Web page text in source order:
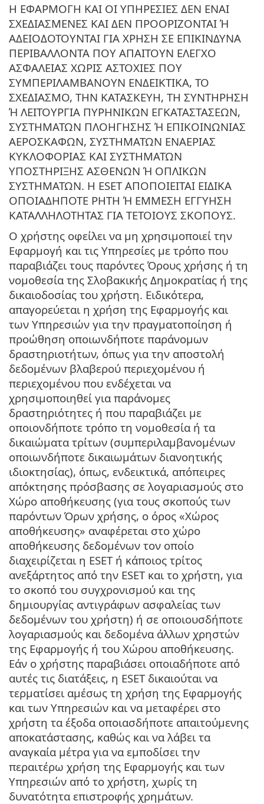
Η ΕΦΑΡΜΟΓΗ ΚΑΙ ΟΙ ΥΠΗΡΕΣΙΕΣ ΔΕΝ ΕΝΑΙ
ΣΧΕΔΙΑΣΜΕΝΕΣ ΚΑΙ ΔΕΝ ΠΡΟΟΡΙΖΟΝΤΑΙ Ή
ΑΔΕΙΟΔΟΤΟΥΝΤΑΙ ΓΙΑ ΧΡΗΣΗ ΣΕ ΕΠΙΚΙΝΔΥΝΑ
ΠΕΡΙΒΑΛΛΟΝΤΑ ΠΟΥ ΑΠΑΙΤΟΥΝ ΕΛΕΓΧΟ
ΑΣΦΑΛΕΙΑΣ ΧΩΡΙΣ ΑΣΤΟΧΙΕΣ ΠΟΥ
ΣΥΜΠΕΡΙΛΑΜΒΑΝΟΥΝ ΕΝΔΕΙΚΤΙΚΑ, ΤΟ
ΣΧΕΔΙΑΣΜΟ, ΤΗΝ ΚΑΤΑΣΚΕΥΗ, ΤΗ ΣΥΝΤΗΡΗΣΗ
Ή ΛΕΙΤΟΥΡΓΙΑ ΠΥΡΗΝΙΚΩΝ ΕΓΚΑΤΑΣΤΑΣΕΩΝ,
ΣΥΣΤΗΜΑΤΩΝ ΠΛΟΗΓΗΣΗΣ Ή ΕΠΙΚΟΙΝΩΝΙΑΣ
ΑΕΡΟΣΚΑΦΩΝ, ΣΥΣΤΗΜΑΤΩΝ ΕΝΑΕΡΙΑΣ
ΚΥΚΛΟΦΟΡΙΑΣ ΚΑΙ ΣΥΣΤΗΜΑΤΩΝ
ΥΠΟΣΤΗΡΙΞΗΣ ΑΣΘΕΝΩΝ Ή ΟΠΛΙΚΩΝ
ΣΥΣΤΗΜΑΤΩΝ. Η ESET ΑΠΟΠΟΙΕΙΤΑΙ ΕΙΔΙΚΑ
ΟΠΟΙΑΔΗΠΟΤΕ ΡΗΤΗ Ή ΕΜΜΕΣΗ ΕΓΓΥΗΣΗ
ΚΑΤΑΛΛΗΛΟΤΗΤΑΣ ΓΙΑ ΤΕΤΟΙΟΥΣ ΣΚΟΠΟΥΣ.
Ο χρήστης οφείλει να μη χρησιμοποιεί την
Εφαρμογή και τις Υπηρεσίες με τρόπο που
παραβιάζει τους παρόντες Όρους χρήσης ή τη
νομοθεσία της Σλοβακικής Δημοκρατίας ή της
δικαιοδοσίας του χρήστη. Ειδικότερα,
απαγορεύεται η χρήση της Εφαρμογής και
των Υπηρεσιών για την πραγματοποίηση ή
προώθηση οποιωνδήποτε παράνομων
δραστηριοτήτων, όπως για την αποστολή
δεδομένων βλαβερού περιεχομένου ή
περιεχομένου που ενδέχεται να
χρησιμοποιηθεί για παράνομες
δραστηριότητες ή που παραβιάζει με
οποιονδήποτε τρόπο τη νομοθεσία ή τα
δικαιώματα τρίτων (συμπεριλαμβανομένων
οποιωνδήποτε δικαιωμάτων διανοητικής
ιδιοκτησίας), όπως, ενδεικτικά, απόπειρες
απόκτησης πρόσβασης σε λογαριασμούς στο
Χώρο αποθήκευσης (για τους σκοπούς των
παρόντων Όρων χρήσης, ο όρος «Χώρος
αποθήκευσης» αναφέρεται στο χώρο
αποθήκευσης δεδομένων τον οποίο
διαχειρίζεται η ESET ή κάποιος τρίτος
ανεξάρτητος από την ESET και το χρήστη, για
το σκοπό του συγχρονισμού και της
δημιουργίας αντιγράφων ασφαλείας των
δεδομένων του χρήστη) ή σε οποιουσδήποτε
λογαριασμούς και δεδομένα άλλων χρηστών
της Εφαρμογής ή του Χώρου αποθήκευσης.
Εάν ο χρήστης παραβιάσει οποιαδήποτε από
αυτές τις διατάξεις, η ESET δικαιούται να
τερματίσει αμέσως τη χρήση της Εφαρμογής
και των Υπηρεσιών και να μεταφέρει στο
χρήστη τα έξοδα οποιασδήποτε απαιτούμενης
αποκατάστασης, καθώς και να λάβει τα
αναγκαία μέτρα για να εμποδίσει την
περαιτέρω χρήση της Εφαρμογής και των
Υπηρεσιών από το χρήστη, χωρίς τη
δυνατότητα επιστροφής χρημάτων.